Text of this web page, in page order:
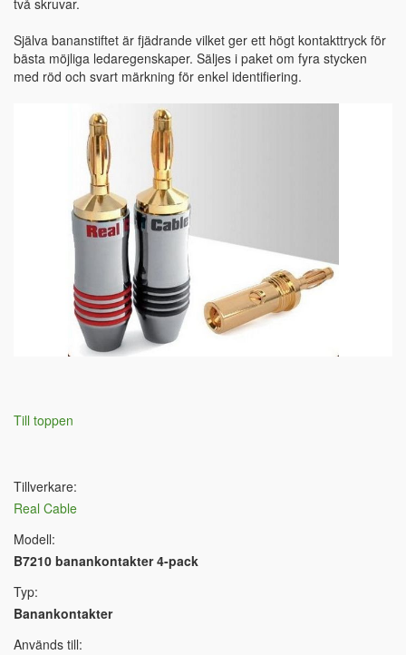
två skruvar.
Själva bananstiftet är fjädrande vilket ger ett högt kontakttryck för
bästa möjliga ledaregenskaper. Säljes i paket om fyra stycken
med röd och svart märkning för enkel identifiering.
Till toppen
Tillverkare:
Real Cable
Modell:
B7210 banankontakter 4-pack
Typ:
Banankontakter
Används till: